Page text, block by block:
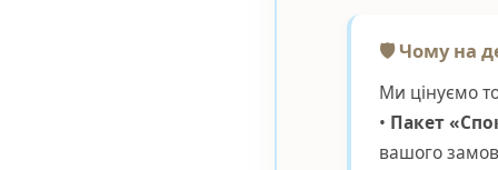
🛡️ Чому на
Ми цінуємо
• Пакет
вашого